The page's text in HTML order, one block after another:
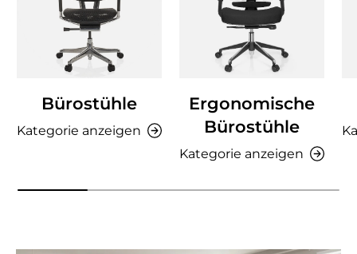
Bürostühle
Kategorie anzeigen
Ergonomische
Bürostühle
Kategorie anzeigen